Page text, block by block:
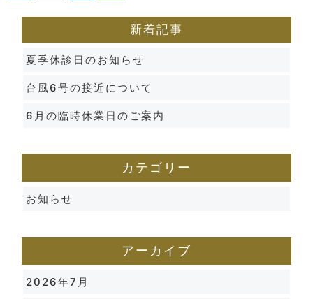
新着記事
夏季休診日のお知らせ
台風6号の接近について
6月の臨時休業日のご案内
カテゴリー
お知らせ
アーカイブ
2026年7月